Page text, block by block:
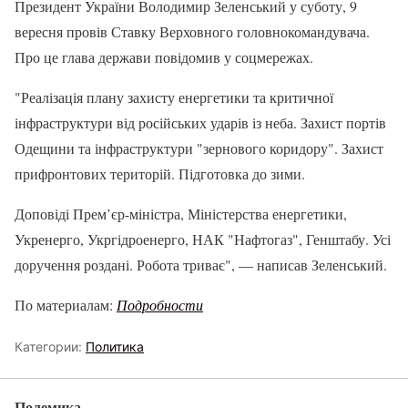
Президент України Володимир Зеленський у суботу, 9
вересня провів Ставку Верховного головнокомандувача.
Про це глава держави повідомив у соцмережах.
"Реалізація плану захисту енергетики та критичної
інфраструктури від російських ударів із неба. Захист портів
Одещини та інфраструктури "зернового коридору". Захист
прифронтових територій. Підготовка до зими.
Доповіді Прем’єр-міністра, Міністерства енергетики,
Укренерго, Укргідроенерго, НАК "Нафтогаз", Генштабу. Усі
доручення роздані. Робота триває", — написав Зеленський.
По материалам: Подробности
Категории: Политика